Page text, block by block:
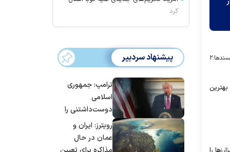
۲
کرد
پیشنهاد سردبیر
ترامپ: جمهوری
اسلامی
دوست‌داشتنی را
حسابی می‌کوبیم |
برای بزرگ‌ترین
حمله آماده بودیم
رویترز: ایران و
عمان در حال